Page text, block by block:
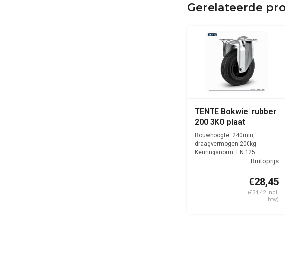
Gerelateerde
TENTE Bokwiel rubber
200 3KO plaat
Bouwhoogte: 240mm,
draagvermogen 200kg
Keuringsnorm: EN 125...
€28,45
(€34,42 Incl.
btw)